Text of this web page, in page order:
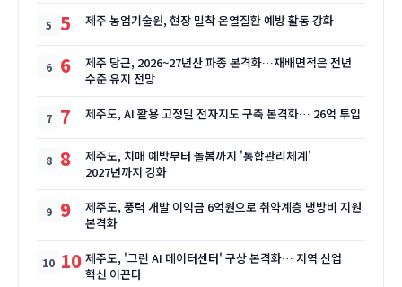
5 제주 농업기술원, 현장 밀착 온열질환 예방 활동 강화
6
제주 당근, 2026~27년산 파종 본격화…재배면적은 전년
수준 유지 전망
7 제주도, AI 활용 고정밀 전자지도 구축 본격화… 26억 투입
8
제주도, 치매 예방부터 돌봄까지 '통합관리체계'
2027년까지 강화
9
제주도, 풍력 개발 이익금 6억원으로 취약계층 냉방비 지원
본격화
10 제주도, '그린 AI 데이터센터' 구상 본격화… 지역 산업
혁신 이끈다